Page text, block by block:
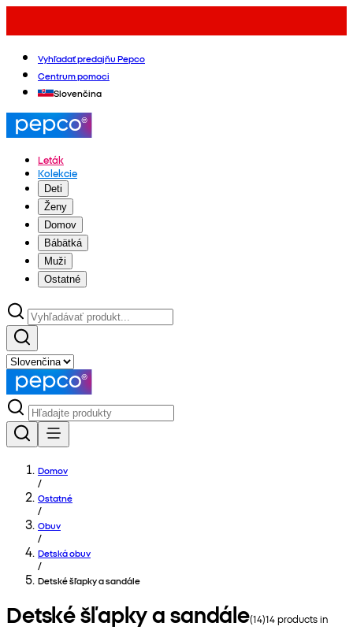
Vyhľadať predajňu Pepco
Centrum pomoci
Slovenčina
Leták
Kolekcie
Deti
Ženy
Domov
Bábätká
Muži
Ostatné
Domov
/
Ostatné
/
Obuv
/
Detská obuv
/
Detské šľapky a sandále
Detské šľapky a sandále(14)14products in